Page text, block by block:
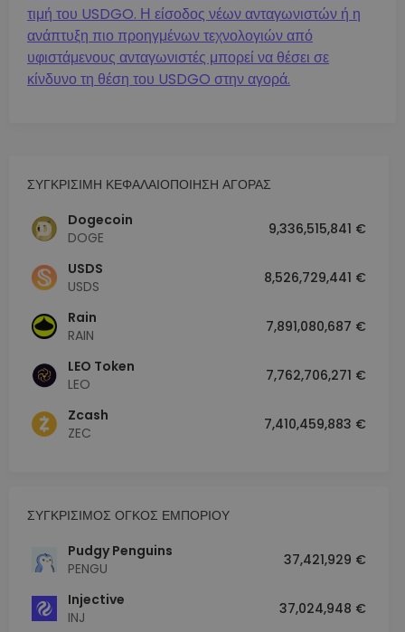
τιμή του USDGO. Η είσοδος νέων ανταγωνιστών ή η
ανάπτυξη πιο προηγμένων τεχνολογιών από
υφιστάμενους ανταγωνιστές μπορεί να θέσει σε
κίνδυνο τη θέση του USDGO στην αγορά.
ΣΥΓΚΡΙΣΙΜΗ ΚΕΦΑΛΑΙΟΠΟΙΗΣΗ ΑΓΟΡΑΣ
Dogecoin
DOGE
9,336,515,841 €
USDS
USDS
8,526,729,441 €
Rain
RAIN
7,891,080,687 €
LEO Token
LEO
7,762,706,271 €
Zcash
ZEC
7,410,459,883 €
ΣΥΓΚΡΙΣΙΜΟΣ ΟΓΚΟΣ ΕΜΠΟΡΙΟΥ
Pudgy Penguins
PENGU
37,421,929 €
Injective
INJ
37,024,948 €